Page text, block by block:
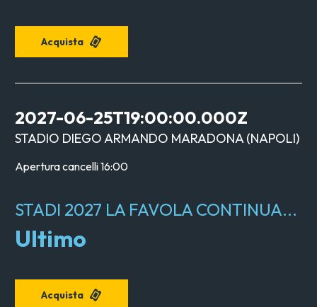
Acquista
2027-06-25T19:00:00.000Z
STADIO DIEGO ARMANDO MARADONA (NAPOLI)
Apertura cancelli16:00
STADI 2027 LA FAVOLA CONTINUA...
Ultimo
Acquista